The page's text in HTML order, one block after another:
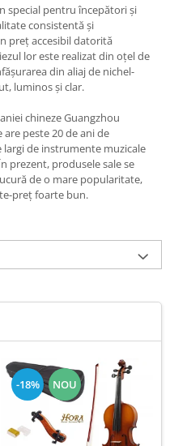
special pentru începători și
consistentă și
preț accesibil datorită
lor este realizat din oțel de
din aliaj de nichel-
luminos și clar.
chineze Guangzhou
peste 20 de ani de
de instrumente muzicale
prezent, produsele sale se
de o mare popularitate,
preț foarte bun.
-18% NOU